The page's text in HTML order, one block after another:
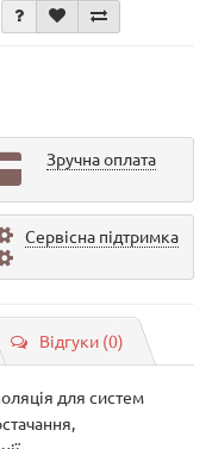
Зручна оплата
Сервісна підтримка
Відгуки (0)
для систем